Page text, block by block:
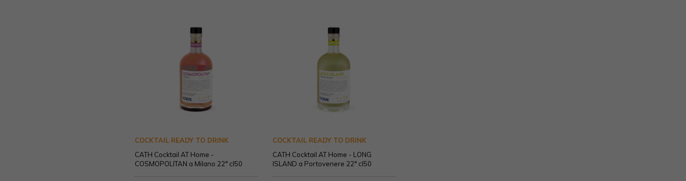
COCKTAIL READY TO DRINK
CATH Cocktail AT Home -
COSMOPOLITAN a Milano 22° cl50
COCKTAIL READY TO DRINK
CATH Cocktail AT Home - LONG
ISLAND a Portovenere 22° cl50